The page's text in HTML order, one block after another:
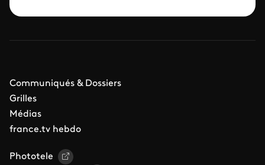
Communiqués & Dossiers
Grilles
Médias
france.tv hebdo
Phototele